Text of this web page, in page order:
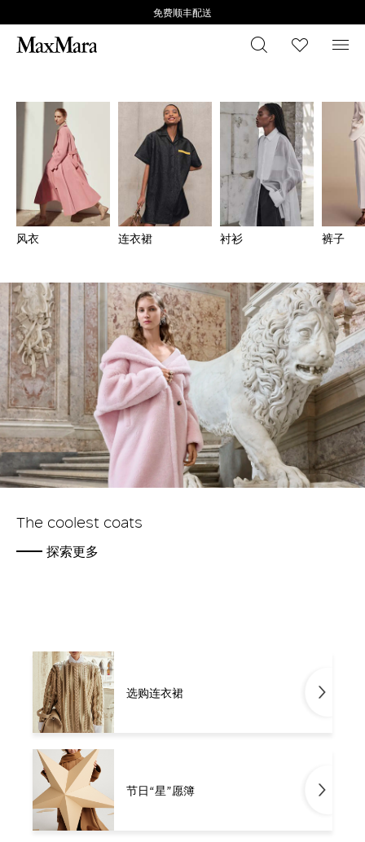
免费顺丰配送
搜索 心愿清
菜
风衣 连衣裙 衬衫 裤子
The coolest coats
探索更多
选购连衣裙
节日“星”愿簿